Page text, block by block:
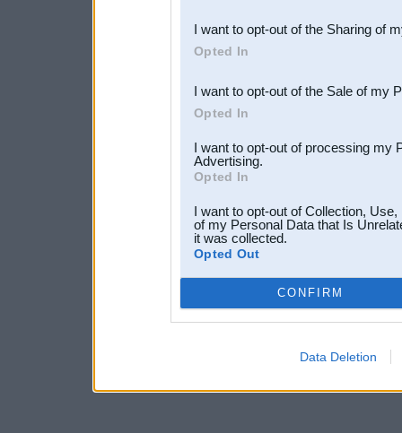
Downstream Participants
third parties.
I want to opt-out of the Sharing of
Opted In
I want to opt-out of the Sale of my
Opted In
I want to opt-out of processing my
Advertising.
Opted In
I want to opt-out of Collection,
of my Personal Data that Is
it was collected.
Opted Out
CONFIRM
Data Deletion